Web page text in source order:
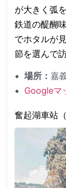
が大きく弧
鉄道の醍醐
でホタルが
節を選んで
場所： 嘉
Googleマ
奮起湖車站